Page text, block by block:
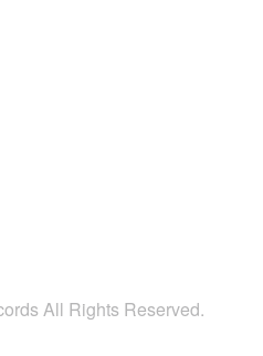
All Rights Reserved.